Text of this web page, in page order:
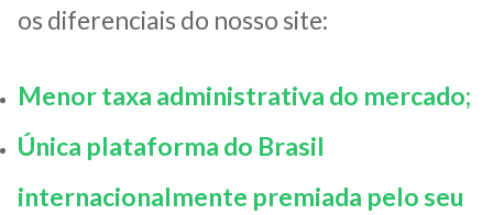
os diferenciais do nosso site:
Menor taxa administrativa do mercado;
Única plataforma do Brasil
internacionalmente premiada pelo seu